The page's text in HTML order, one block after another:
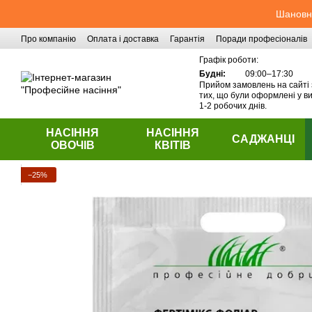
Про компанію Оплата і доставка Гарантія
Поради професіоналів
Графік роботи:
Будні:
09:00–17:30
Прийом замовлень на
тих, що були оформлені у
1-2 робочих днів.
НАСІННЯ
ОВОЧІВ
НАСІННЯ
КВІТІВ
САДЖАНЦІ
−25%